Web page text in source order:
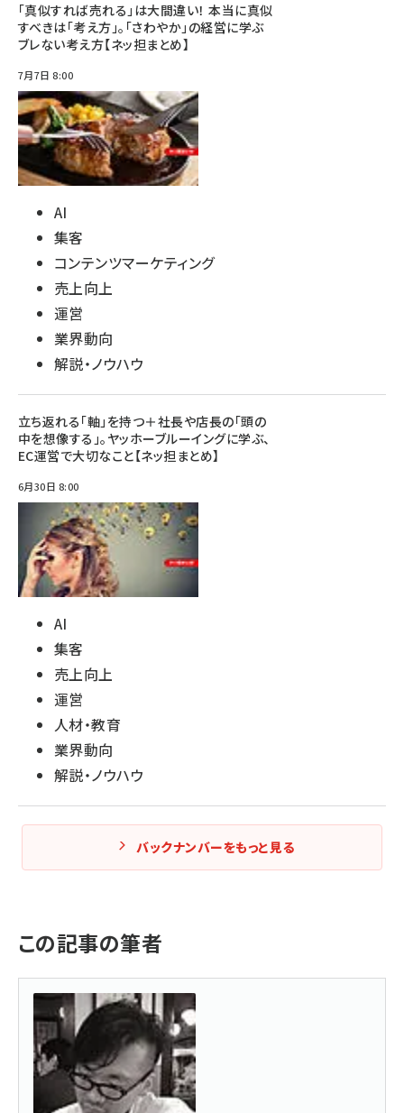
「真似すれば売れる」は大間違い！ 本当に真似
すべきは「考え方」。「さわやか」の経営に学ぶ
ブレない考え方【ネッ担まとめ】
7月7日 8:00
AI
集客
コンテンツマーケティング
売上向上
運営
業界動向
解説・ノウハウ
立ち返れる「軸」を持つ＋社長や店長の「頭の
中を想像する」。ヤッホーブルーイングに学ぶ、
EC運営で大切なこと【ネッ担まとめ】
6月30日 8:00
AI
集客
売上向上
運営
人材・教育
業界動向
解説・ノウハウ
バックナンバーをもっと見る
この記事の筆者